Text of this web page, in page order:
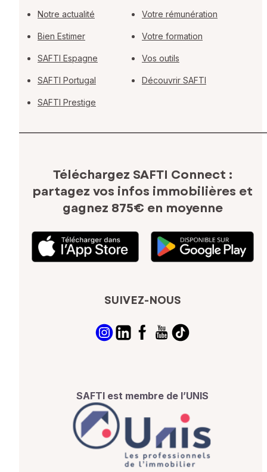
Notre actualité
Bien Estimer
SAFTI Espagne
SAFTI Portugal
SAFTI Prestige
Votre rémunération
Votre formation
Vos outils
Découvrir SAFTI
Téléchargez SAFTI Connect :
partagez vos infos immobilières et
gagnez 875€ en moyenne
SUIVEZ-NOUS
SAFTI est membre de l’UNIS